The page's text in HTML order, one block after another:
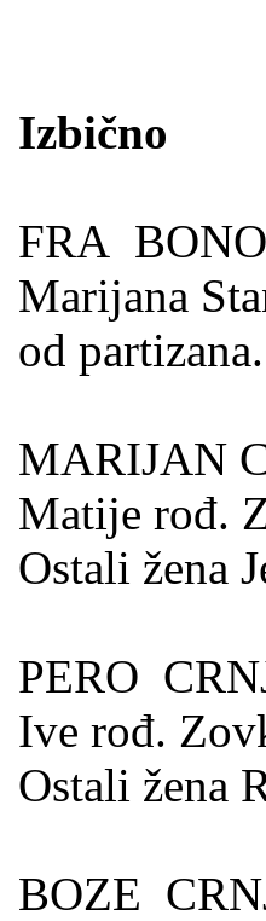
Izbično
FRA
Marijana
od partizana.
MARIJAN
Matije rođ.
Ostali žena
PERO
Ive rođ.
Ostali žena
BOZE